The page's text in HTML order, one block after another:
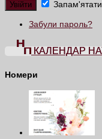
Забули пароль?
КАЛЕНДАР
Номери